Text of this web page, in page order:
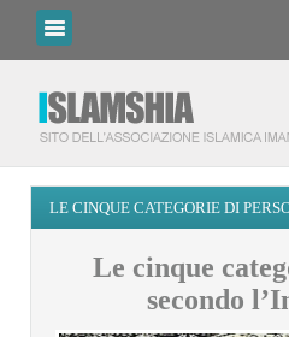
LE CINQUE CATEGORIE DI
Le cinque
secondo